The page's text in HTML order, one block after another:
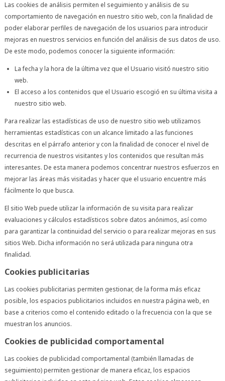
Las cookies de análisis permiten el seguimiento y análisis de su
comportamiento de navegación en nuestro sitio web, con la finalidad de
poder elaborar perfiles de navegación de los usuarios para introducir
mejoras en nuestros servicios en función del análisis de sus datos de uso.
De este modo, podemos conocer la siguiente información:
La fecha y la hora de la última vez que el Usuario visitó nuestro sitio
web.
El acceso a los contenidos que el Usuario escogió en su última visita a
nuestro sitio web.
Para realizar las estadísticas de uso de nuestro sitio web utilizamos
herramientas estadísticas con un alcance limitado a las funciones
descritas en el párrafo anterior y con la finalidad de conocer el nivel de
recurrencia de nuestros visitantes y los contenidos que resultan más
interesantes. De esta manera podemos concentrar nuestros esfuerzos en
mejorar las áreas más visitadas y hacer que el usuario encuentre más
fácilmente lo que busca.
El sitio Web puede utilizar la información de su visita para realizar
evaluaciones y cálculos estadísticos sobre datos anónimos, así como
para garantizar la continuidad del servicio o para realizar mejoras en sus
sitios Web. Dicha información no será utilizada para ninguna otra
finalidad.
Cookies publicitarias
Las cookies publicitarias permiten gestionar, de la forma más eficaz
posible, los espacios publicitarios incluidos en nuestra página web, en
base a criterios como el contenido editado o la frecuencia con la que se
muestran los anuncios.
Cookies de publicidad comportamental
Las cookies de publicidad comportamental (también llamadas de
seguimiento) permiten gestionar de manera eficaz, los espacios